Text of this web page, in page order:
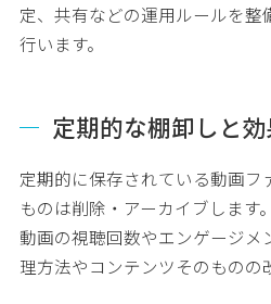
定、共有などの運用ルールを整
行います。
定期的な棚卸しと
定期的に保存されている動画フ
ものは削除・アーカイブします。
動画の視聴回数やエンゲージメ
理方法やコンテンツそのものの